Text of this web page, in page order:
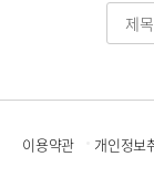
이용약관 개인정보